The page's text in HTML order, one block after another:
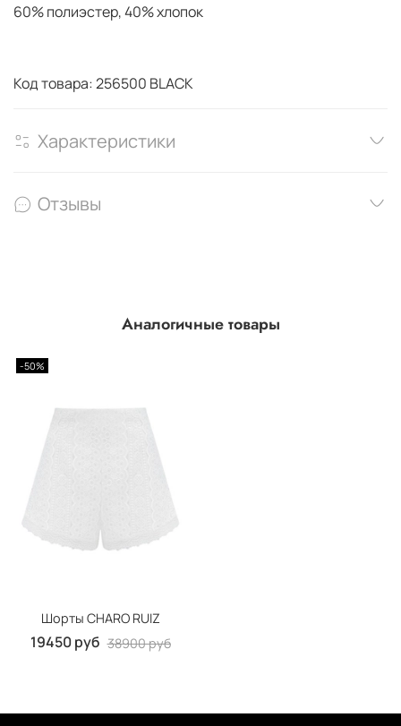
60% полиэстер, 40% хлопок
Код товара: 256500 BLACK
Характеристики
Отзывы
Аналогичные товары
-50%
Шорты CHARO RUIZ
19450 руб 38900 руб